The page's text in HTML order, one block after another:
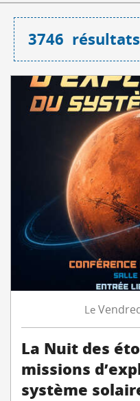
3746 résultats
Le
La Nuit des
missions
système